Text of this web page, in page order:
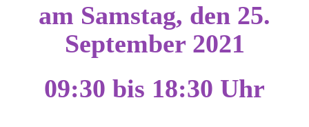
am Samstag, den 25.
September 2021
09:30 bis 18:30 Uhr